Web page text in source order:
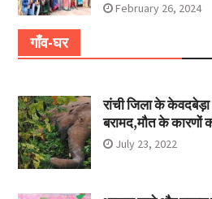
February 26, 2024
गाँव-घर
रांची जिला के
बरामद,मौत के कारणों
July 23, 2022